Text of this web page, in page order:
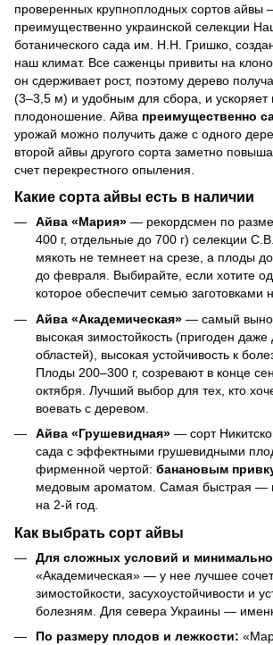
проверенных крупноплодных сортов айвы
преимущественно украинской селекции
ботанического сада им. Н.Н. Гришко,
наш климат. Все саженцы привиты на
он сдерживает рост, поэтому дерево
(3–3,5 м) и удобным для сбора, и ускоряет
плодоношение. Айва преимущественно
урожай можно получить даже с одного
второй айвы другого сорта заметно
счет перекрестного опыления.
Какие сорта айвы есть в наличии
Айва «Мария» — рекордсмен по
400 г, отдельные до 700 г) селекции
мякоть не темнеет на срезе, а плоды
до февраля. Выбирайте, если хотите
которое обеспечит семью заготовками
Айва «Академическая» — самый
высокая зимостойкость (пригоден
областей), высокая устойчивость к
Плоды 200–300 г, созревают в конце
октября. Лучший выбор для тех, кто
воевать с деревом.
Айва «Грушевидная» — сорт
сада с эффектными грушевидными
фирменной чертой: банановым
медовым ароматом. Самая быстрая —
на 2-й год.
Как выбрать сорт айвы
Для сложных условий и
«Академическая» — у нее лучшее
зимостойкости, засухоустойчивости и
болезням. Для севера Украины —
По размеру плодов и лежкости: